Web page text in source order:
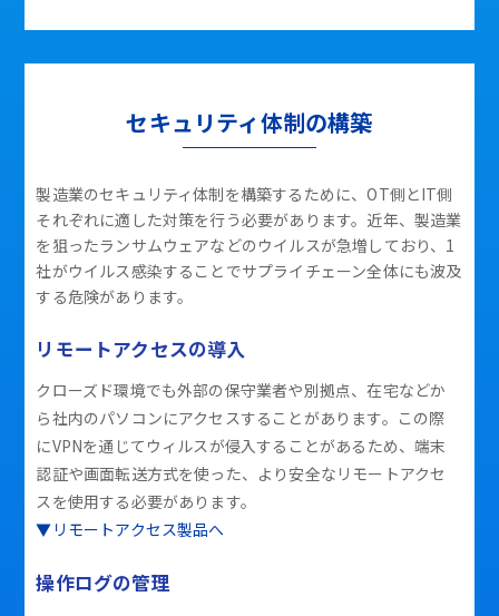
セキュリティ体制の構築
製造業のセキュリティ体制を構築するために、OT側とIT側
それぞれに適した対策を行う必要があります。近年、製造業
を狙ったランサムウェアなどのウイルスが急増しており、1
社がウイルス感染することでサプライチェーン全体にも波及
する危険があります。
リモートアクセスの導入
クローズド環境でも外部の保守業者や別拠点、在宅などか
ら社内のパソコンにアクセスすることがあります。この際
にVPNを通じてウィルスが侵入することがあるため、端末
認証や画面転送方式を使った、より安全なリモートアクセ
スを使用する必要があります。
▼リモートアクセス製品へ
操作ログの管理